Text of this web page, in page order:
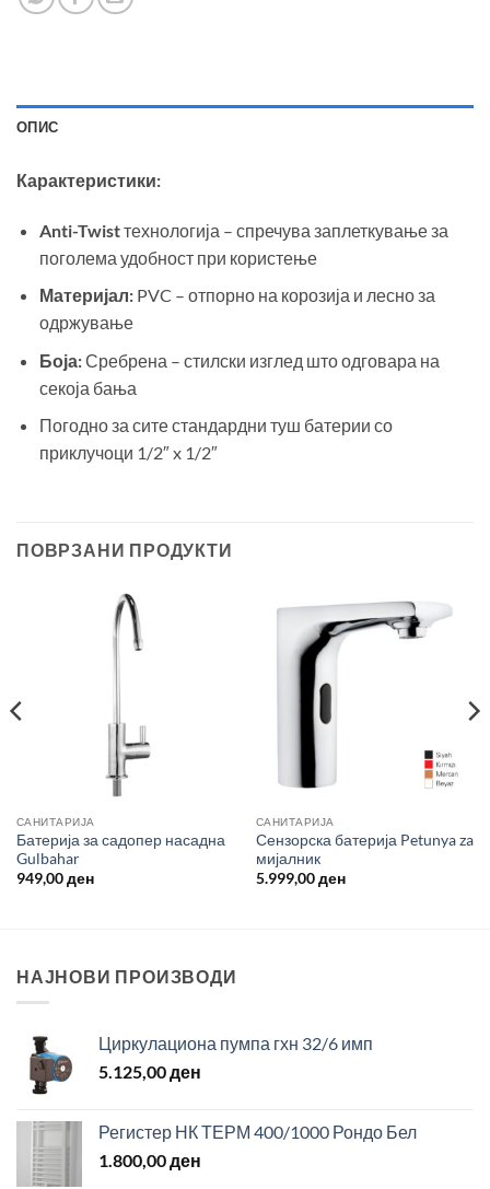
ОПИС
Карактеристики:
Anti-Twistтехнологија – спречува заплеткување за
поголема удобност при користење
Материјал:PVC – отпорно на корозија и лесно за
одржување
Боја:Сребрена – стилски изглед што одговара на
секоја бања
Погодно за сите стандардни туш батерии со
приклучоци 1/2″ x 1/2″
ПОВРЗАНИ ПРОДУКТИ
САНИТАРИЈА
Батерија за садопер насадна
Gulbahar
949,00ден
САНИТАРИЈА
Сензорска батерија Petunya za
мијалник
5.999,00ден
НАЈНОВИ ПРОИЗВОДИ
Циркулациона пумпа гхн 32/6 имп
5.125,00ден
Регистер НК ТЕРМ 400/1000 Рондо Бел
1.800,00ден